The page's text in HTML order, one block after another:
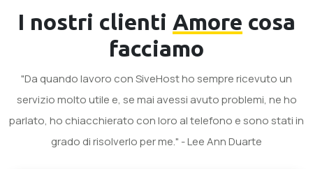
I nostri clienti Amore cosa
facciamo
"Da quando lavoro con SiveHost ho sempre ricevuto un
servizio molto utile e, se mai avessi avuto problemi, ne ho
parlato, ho chiacchierato con loro al telefono e sono stati in
grado di risolverlo per me." - Lee Ann Duarte